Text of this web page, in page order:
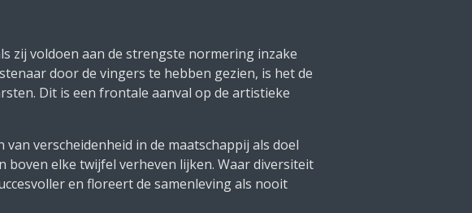
zij voldoen aan de strengste normering inzake
door de vingers te hebben gezien, is het de
Dit is een frontale aanval op de artistieke
verscheidenheid in de maatschappij als doel
boven elke twijfel verheven lijken. Waar diversiteit
en floreert de samenleving als nooit